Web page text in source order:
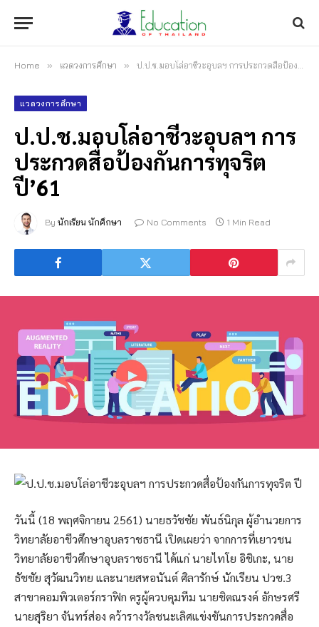
Home » แวดวงการศึกษา » ป.ป.ช.มอบโล่อาชีวะอุบลฯ การประกวดสื่อป้องกันการทุจริต ปี’61
แวดวงการศึกษา
ป.ป.ช.มอบโล่อาชีวะอุบลฯ การ
ประกวดสื่อป้องกันการทุจริต
ปี’61
By นักเรียน นักศึกษา No Comments 1 Min Read
วันนี้ (18 พฤศจิกายน 2561) นายธวัชชัย พันธ์นิกุล ผู้อำนวยการ
วิทยาลัยอาชีวศึกษาอุบลราชธานี เปิดเผยว่า จากการที่เยาวชน
วิทยาลัยอาชีวศึกษาอุบลราชธานี ได้แก่ นายไทโย อิชิเกะ, นาย
ธัชชัย สุวัฒนวิทย และนายสหอนันต์ ศิลารักษ์ นักเรียน ปวช.3
สาขาคอมพิวเตอร์กราฟิก ครูผู้ควบคุมทีม นายชิตณรงค์ อักษรศรี
นายสุริยา จันทร์ส่อง คว้ารางวัลชนะเลิศแข่งขันการประกวดสื่อ